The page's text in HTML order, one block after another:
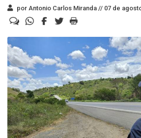
por Antonio Carlos Miranda // 07 de